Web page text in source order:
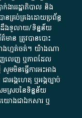
ារ​រដ្ឋាភិបាល​ និង
ន​គ្រប់គ្រង​ដោយ​ប្រព័ន្ធ​
ដឹង​ទូលាយ​/​ទិន្នន័យ​
ន​ ត្រូវ​បាន​បោះ
យ៉ាង​ហ្មត់ចត់​។​ យ៉ាងណា​
ញលេញ​ ឬ​ភាព​ដែល​
មិន​ធ្វើការ​អះអាង​
អង្គហេតុ​ ឬ​អង្គច្បាប់​
ស្រប​នៃ​ទិន្នន័យ​
ោង​ជា​ឯកសារ​ ឬ​